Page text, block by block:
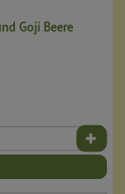
Goji Beere